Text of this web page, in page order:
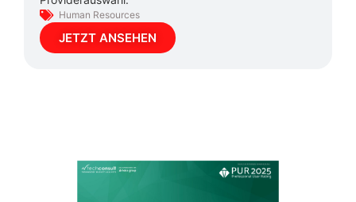
Human Resources
JETZT ANSEHEN